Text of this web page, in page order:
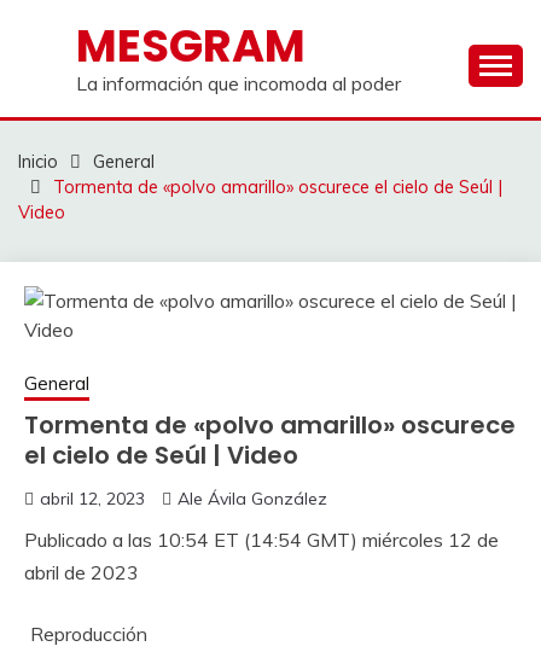
contenidoMESGRAM
La información que incomoda al poder
Inicio
General
Tormenta de «polvo amarillo» oscurece el cielo de Seúl |
Video
General
Tormenta de «polvo amarillo» oscurece
el cielo de Seúl | Video
abril 12, 2023 Ale Ávila González
Publicado a las 10:54 ET (14:54 GMT) miércoles 12 de
abril de 2023
Reproducción